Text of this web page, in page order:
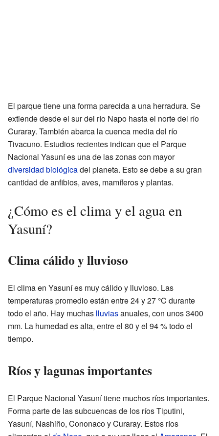
El parque tiene una forma parecida a una herradura. Se
extiende desde el sur del río Napo hasta el norte del río
Curaray. También abarca la cuenca media del río
Tivacuno. Estudios recientes indican que el Parque
Nacional Yasuní es una de las zonas con mayor
diversidad biológicadel planeta. Esto se debe a su gran
cantidad de anfibios, aves, mamíferos y plantas.
¿Cómo es el clima y el agua en
Yasuní?
Clima cálido y lluvioso
El clima en Yasuní es muy cálido y lluvioso. Las
temperaturas promedio están entre 24 y 27 °C durante
todo el año. Hay muchas lluviasanuales, con unos 3400
mm. La humedad es alta, entre el 80 y el 94 % todo el
tiempo.
Ríos y lagunas importantes
El Parque Nacional Yasuní tiene muchos ríos importantes.
Forma parte de las subcuencas de los ríos Tiputini,
Yasuní, Nashiño, Cononaco y Curaray. Estos ríos